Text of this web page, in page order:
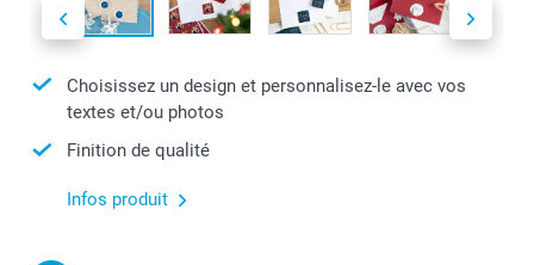
Choisissez un design et personnalisez-le avec vos
textes et/ou photos
Finition de qualité
Infos produit